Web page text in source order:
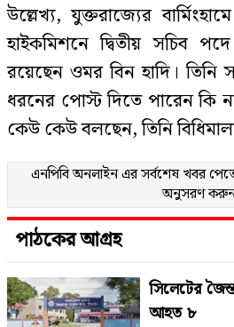
উল্লেখ্য, যুক্তরাজ্যের
হাইকমিশনে দ্বিতীয় সচিব
রয়েছেন ওমর বিন হাদি। তিনি
ধরনের পোস্ট দিতে পারেন কি
কেউ কেউ বলছেন, তিনি
এনপিবি অনলাইন এর সর্বশেষ খবর
অনুসরণ
পাঠকের আগ্রহ
সিলেটের
আহত ৮